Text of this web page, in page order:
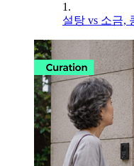
1.
설탕 vs 소금,